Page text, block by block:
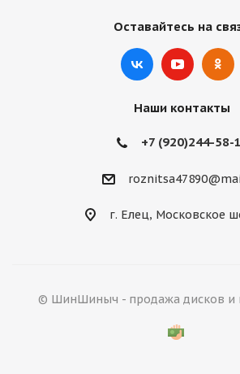
Оставайтесь на
Наши контакты
+7 (920)244-58-
г. Елец, Московское
© ШинШиныч - продажа дисков и